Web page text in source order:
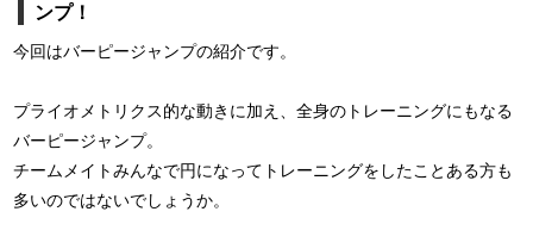
ンプ！
今回はバーピージャンプの紹介です。
プライオメトリクス的な動きに加え、全身のトレーニングにもなる
バーピージャンプ。
チームメイトみんなで円になってトレーニングをしたことある方も
多いのではないでしょうか。